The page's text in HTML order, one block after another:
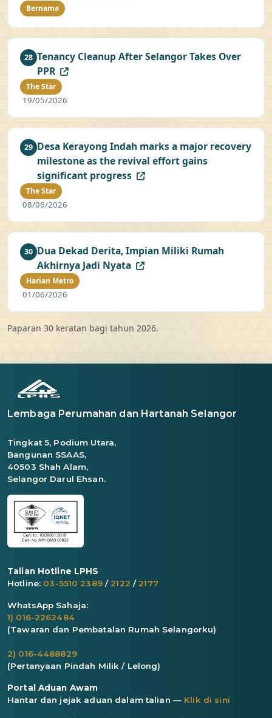
Bernama
28 Tenancy Cleanup After Selangor Takes Over
PPR
The Star
19/05/2026
29 Desa Kerayong Indah marks a major recovery
milestone as the revival effort gains
significant progress
The Star
08/06/2026
30 Dua Dekad Derita, Impian Miliki Rumah
Akhirnya Jadi Nyata
Harian Metro
01/06/2026
Paparan 30 keratan bagi tahun 2026.
Lembaga Perumahan dan Hartanah Selangor
Tingkat 5, Podium Utara,
Bangunan SSAAS,
40503 Shah Alam,
Selangor Darul Ehsan.
Talian Hotline LPHS
Hotline: 03-5510 2389/ 2122 / 2177
WhatsApp Sahaja:
1) 016-2262484
(Tawaran dan Pembatalan Rumah Selangorku)
2) 016-4488829
(Pertanyaan Pindah Milik / Lelong)
Portal Aduan Awam
Hantar dan jejak aduan dalam talian — Klik di sini